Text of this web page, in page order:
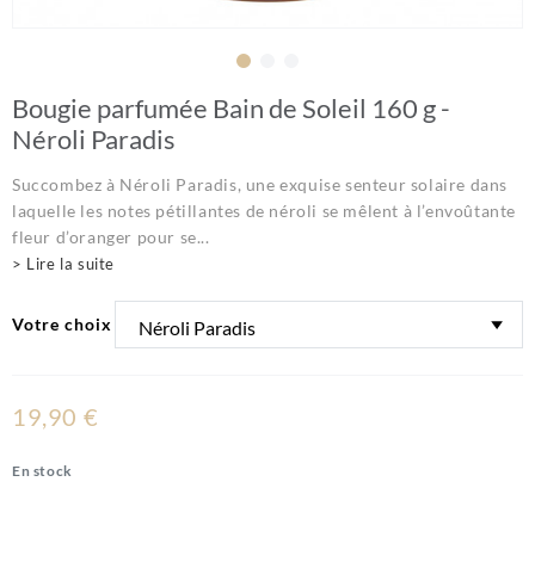
Bougie parfumée Bain de Soleil 160 g -
Néroli Paradis
Succombez à Néroli Paradis, une exquise senteur solaire dans
laquelle les notes pétillantes de néroli se mêlent à l’envoûtante
fleur d’oranger pour se...
> Lire la suite
Votre choix
19,90 €
En stock